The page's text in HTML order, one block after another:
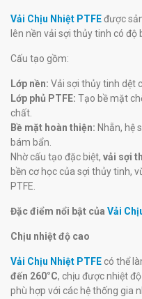
Vải Chịu Nhiệt PTFEđược
lên nền vải sợi thủy tinh có độ
Cấu tạo gồm:
Lớp nền: Vải sợi thủy tinh dệt
Lớp phủ PTFE: Tạo bề mặt
chất.
Bề mặt hoàn thiện: Nhẵn, hệ
bám bẩn.
Nhờ cấu tạo đặc biệt, vải sợi
bền cơ học của sợi thủy tinh,
PTFE.
Đặc điểm nổi bật của Vải
Chịu nhiệt độ cao
Vải Chịu Nhiệt PTFE có thể
đến 260°C, chịu được nhiệt
phù hợp với các hệ thống gia